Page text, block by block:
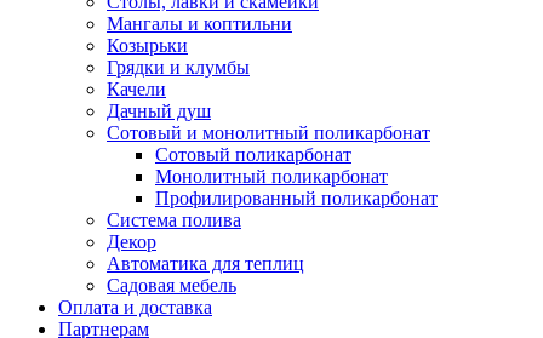
Мангалы и коптильни
Козырьки
Грядки и клумбы
Качели
Дачный душ
Сотовый и монолитный поликарбонат
Сотовый поликарбонат
Монолитный поликарбонат
Профилированный поликарбонат
Система полива
Декор
Автоматика для теплиц
Садовая мебель
Оплата и доставка
Партнерам